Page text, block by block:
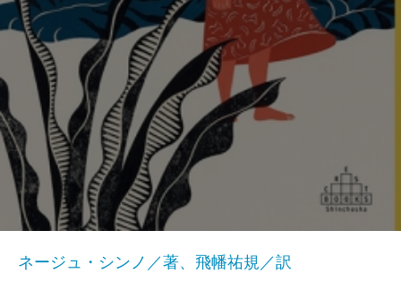
ネージュ・シンノ／著、飛幡祐規／訳